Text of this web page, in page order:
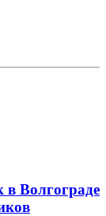
в Волгограде